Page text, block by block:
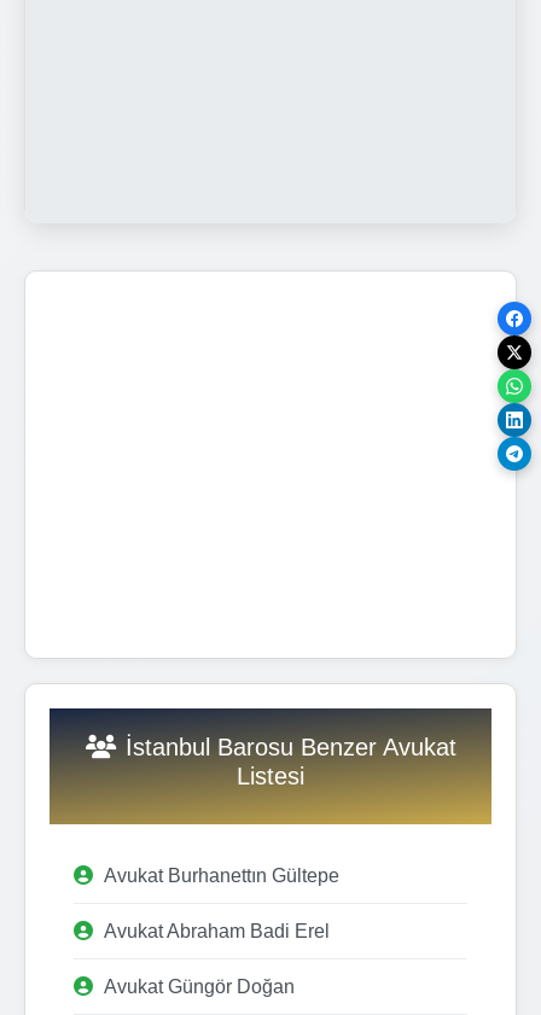
İstanbul Barosu Benzer Avukat
Listesi
Avukat Burhanettın Gültepe
Avukat Abraham Badi Erel
Avukat Güngör Doğan